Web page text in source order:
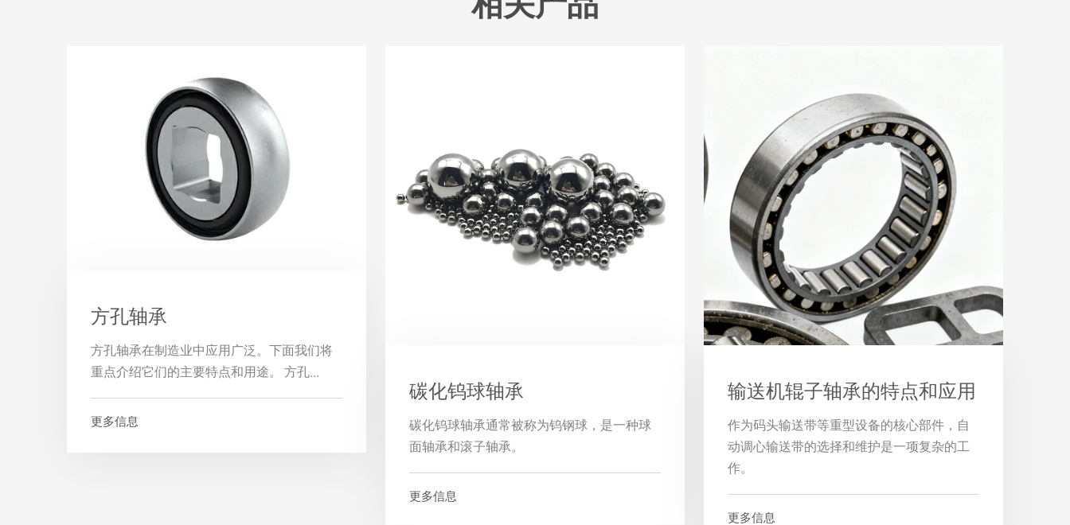
方孔轴承
方孔轴承在制造业中应用广泛。下面我们将
重点介绍它们的主要特点和用途。 方孔...
更多信息
碳化钨球轴承
碳化钨球轴承通常被称为钨钢球，是一种球
面轴承和滚子轴承。
更多信息
输送机辊子轴承的特点和应用
作为码头输送带等重型设备的核心部件，自
动调心输送带的选择和维护是一项复杂的工
作。
更多信息